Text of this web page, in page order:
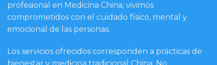
profesional en Medicina China; vivimos
comprometidos con el cuidado físico, mental y
emocional de las personas.
Los servicios ofrecidos corresponden a prácticas de